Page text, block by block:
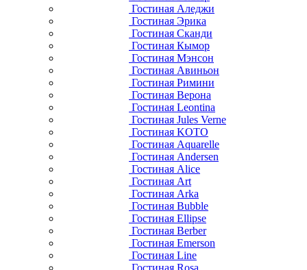
Гостиная Аледжи
Гостиная Эрика
Гостиная Сканди
Гостиная Кымор
Гостиная Мэнсон
Гостиная Авиньон
Гостиная Римини
Гостиная Верона
Гостиная Leontina
Гостиная Jules Verne
Гостиная KOTO
Гостиная Aquarelle
Гостиная Andersen
Гостиная Alice
Гостиная Art
Гостиная Arka
Гостиная Bubble
Гостиная Ellipse
Гостиная Berber
Гостиная Emerson
Гостиная Line
Гостиная Rosa